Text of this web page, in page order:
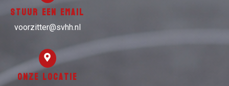
Stuur een email
voorzitter@svhh.nl
Onze locatie